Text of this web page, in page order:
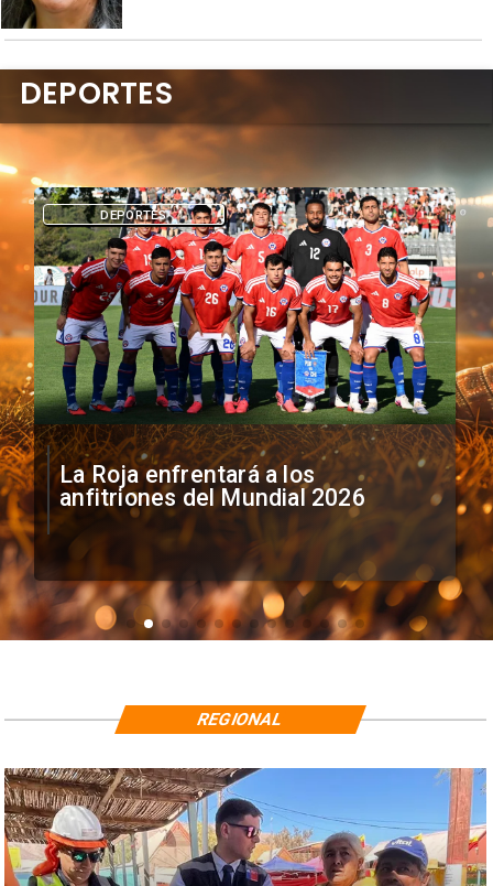
La Roja enfrentará a los
anfitriones del Mundial 2026
DEPORTES
DEPORTES
REGIONAL